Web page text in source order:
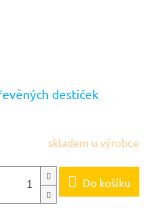
destiček
skladem u výrobce
Do košíku